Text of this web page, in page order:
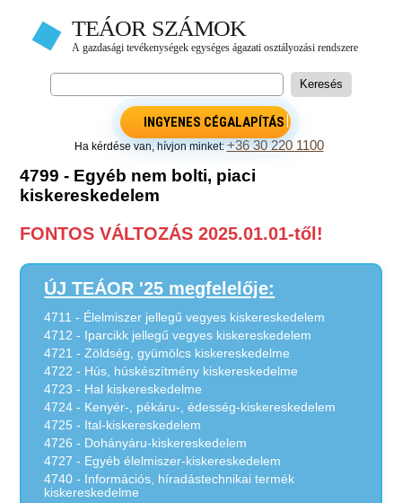
INGYENES CÉGALAPÍTÁS
Ha kérdése van, hívjon minket:+36 30 220 1100
4799 - Egyéb nem bolti, piaci
kiskereskedelem
FONTOS VÁLTOZÁS 2025.01.01-től!
ÚJ TEÁOR '25 megfelelője:
4711 - Élelmiszer jellegű vegyes kiskereskedelem
4712 - Iparcikk jellegű vegyes kiskereskedelem
4721 - Zöldség, gyümölcs kiskereskedelme
4722 - Hús, húskészítmény kiskereskedelme
4723 - Hal kiskereskedelme
4724 - Kenyér-, pékáru-, édesség-kiskereskedelem
4725 - Ital-kiskereskedelem
4726 - Dohányáru-kiskereskedelem
4727 - Egyéb élelmiszer-kiskereskedelem
4740 - Információs, híradástechnikai termék
kiskereskedelme